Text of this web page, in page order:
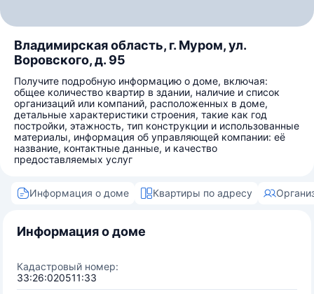
Владимирская область, г. Муром, ул.
Воровского, д. 95
Получите подробную информацию о доме, включая:
общее количество квартир в здании, наличие и список
организаций или компаний, расположенных в доме,
детальные характеристики строения, такие как год
постройки, этажность, тип конструкции и использованные
материалы, информация об управляющей компании: её
название, контактные данные, и качество
предоставляемых услуг
Информация о доме Квартиры по адресу
Информация о доме
Кадастровый номер:
33:26:020511:33